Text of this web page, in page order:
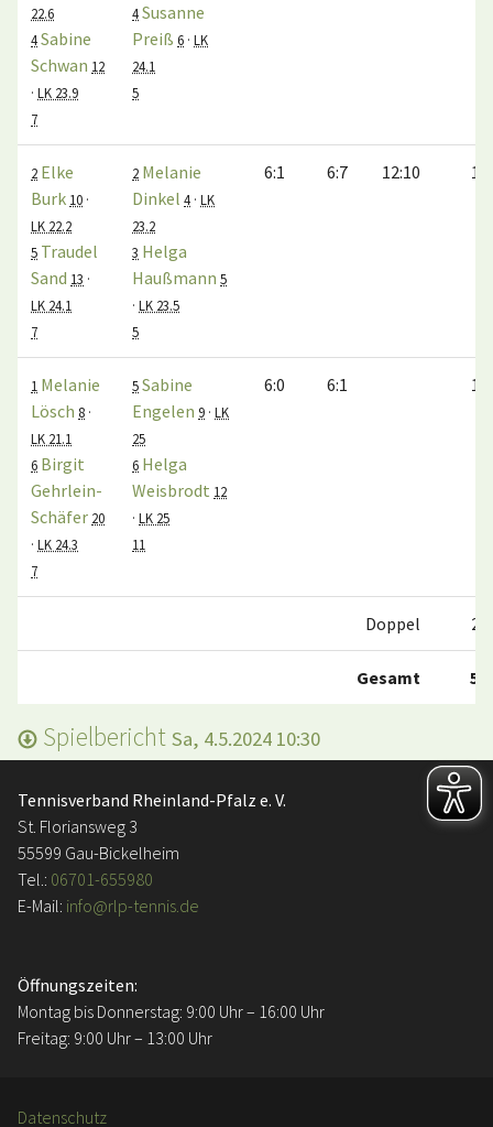
22.6
4Sabine
Schwan 12
· LK 23.9
7
4Susanne
Preiß 6 · LK
24.1
5
2 Elke
Burk 10 ·
LK 22.2
5 Traudel
Sand 13 ·
LK 24.1
7
2 Melanie
Dinkel 4 · LK
23.2
3 Helga
Haußmann 5
· LK 23.5
5
6:1 6:7 12:10 1:0
1 Melanie
Lösch 8 ·
LK 21.1
6 Birgit
Gehrlein-
Schäfer 20
· LK 24.3
7
5Sabine
Engelen 9 · LK
25
6 Helga
Weisbrodt 12
· LK 25
11
6:0 6:1 1:0
Doppel 2:1
Gesamt 5:4
Spielbericht Sa, 4.5.2024 10:30
Tennisverband Rheinland-Pfalz e. V.
St. Floriansweg 3
55599 Gau-Bickelheim
Tel.: 06701-655980
E-Mail: info@rlp-tennis.de
Öffnungszeiten:
Montag bis Donnerstag: 9:00 Uhr – 16:00 Uhr
Freitag: 9:00 Uhr – 13:00 Uhr
Datenschutz